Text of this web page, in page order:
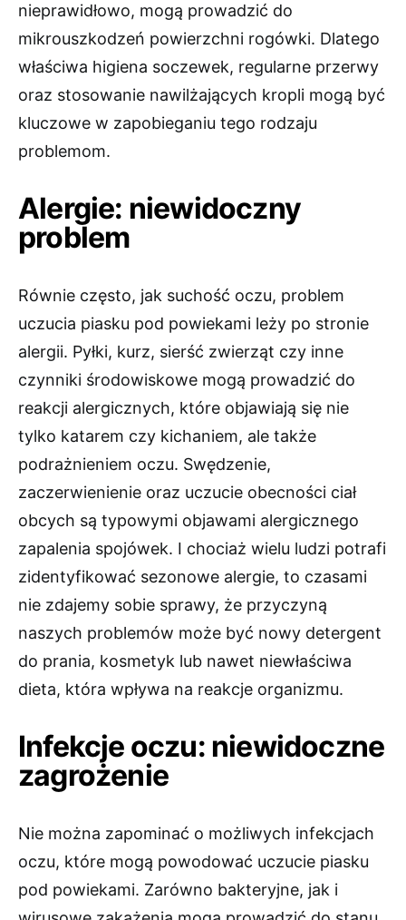
nieprawidłowo, mogą prowadzić do
mikrouszkodzeń powierzchni rogówki. Dlatego
właściwa higiena soczewek, regularne przerwy
oraz stosowanie nawilżających kropli mogą być
kluczowe w zapobieganiu tego rodzaju
problemom.
Alergie: niewidoczny
problem
Równie często, jak suchość oczu, problem
uczucia piasku pod powiekami leży po stronie
alergii. Pyłki, kurz, sierść zwierząt czy inne
czynniki środowiskowe mogą prowadzić do
reakcji alergicznych, które objawiają się nie
tylko katarem czy kichaniem, ale także
podrażnieniem oczu. Swędzenie,
zaczerwienienie oraz uczucie obecności ciał
obcych są typowymi objawami alergicznego
zapalenia spojówek. I chociaż wielu ludzi potrafi
zidentyfikować sezonowe alergie, to czasami
nie zdajemy sobie sprawy, że przyczyną
naszych problemów może być nowy detergent
do prania, kosmetyk lub nawet niewłaściwa
dieta, która wpływa na reakcje organizmu.
Infekcje oczu: niewidoczne
zagrożenie
Nie można zapominać o możliwych infekcjach
oczu, które mogą powodować uczucie piasku
pod powiekami. Zarówno bakteryjne, jak i